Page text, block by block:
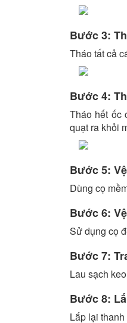
Bước 3:
Tháo tất cả
Bước 4:
Tháo hết ốc
quạt ra khỏi
Bước 5:
Dùng cọ
Bước 6:
Sử dụng cọ
Bước 7:
Lau sạch
Bước 8:
Lắp lại